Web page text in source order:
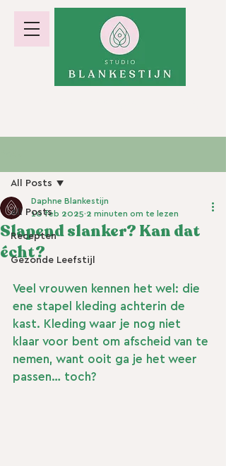
All Posts
Recepten
Gezonde Leefstijl
All Posts
Slapend slanker? Kan dat
écht?
Daphne Blankestijn
10 feb 2025 2 minuten om te lezen
Veel vrouwen kennen het wel: die
ene stapel kleding achterin de
kast. Kleding waar je nog niet
klaar voor bent om afscheid van te
nemen, want ooit ga je het weer
passen… toch?